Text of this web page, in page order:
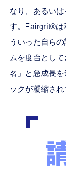
なり、あるい
す。Fairgrit®は
ういった自ら
ムを度台とし
名」と急成長
ックが凝縮され